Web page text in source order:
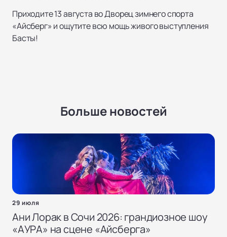
Приходите 13 августа во Дворец зимнего спорта
«Айсберг» и ощутите всю мощь живого выступления
Басты!
Больше новостей
29 июля
Ани Лорак в Сочи 2026: грандиозное шоу
«AУРА» на сцене «Айсберга»